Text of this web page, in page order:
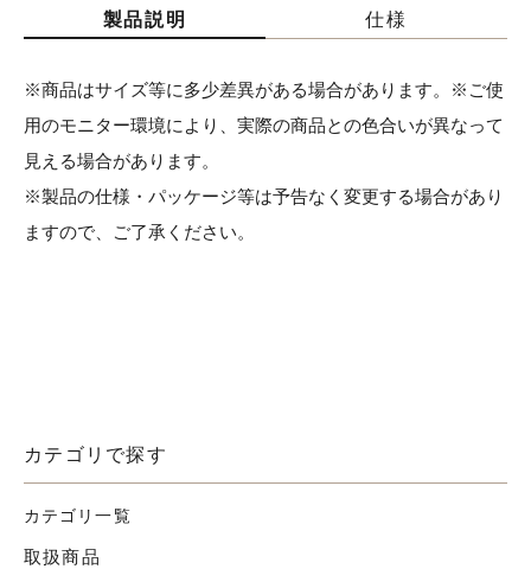
製品説明 仕様
※商品はサイズ等に多少差異がある場合があります。※ご使
用のモニター環境により、実際の商品との色合いが異なって
見える場合があります。
※製品の仕様・パッケージ等は予告なく変更する場合があり
ますので、ご了承ください。
カテゴリで探す
カテゴリ一覧
取扱商品